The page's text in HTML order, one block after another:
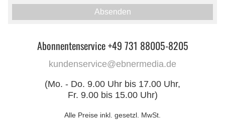
Absenden
Abonnentenservice +49 731 88005-8205
kundenservice@ebnermedia.de
(Mo. - Do. 9.00 Uhr bis 17.00 Uhr,
Fr. 9.00 bis 15.00 Uhr)
Alle Preise inkl. gesetzl. MwSt.